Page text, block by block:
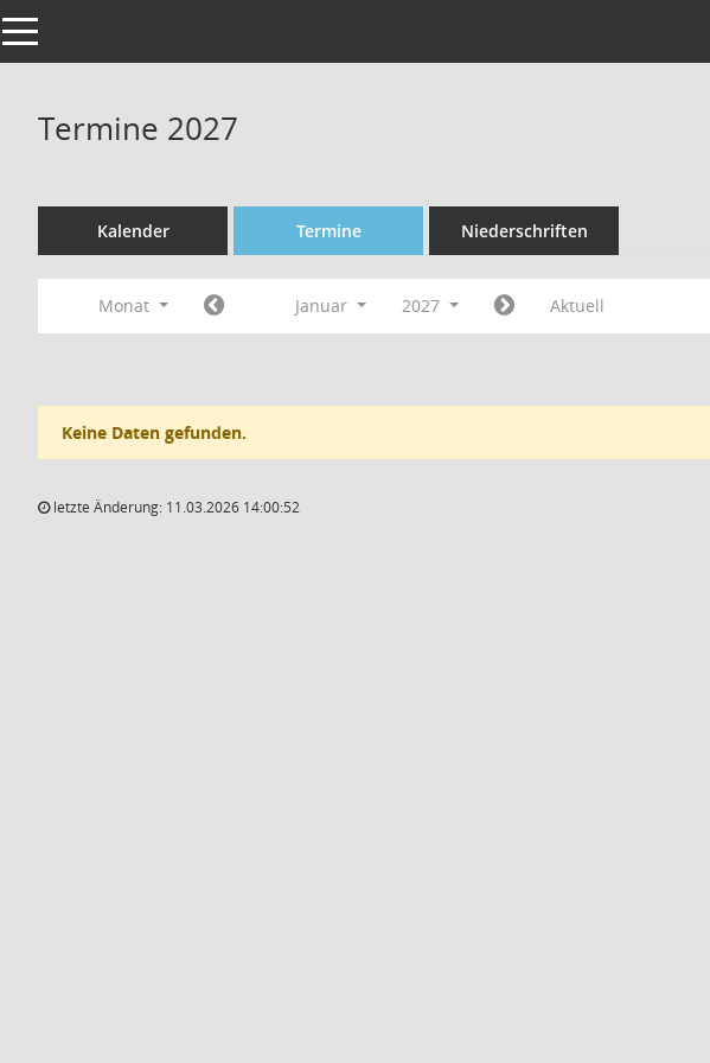
Toggle navigation
Termine 2027
Kalender Termine Niederschriften
Monat Januar 2027 Aktuell
Keine Daten gefunden.
letzte Änderung: 11.03.2026 14:00:52